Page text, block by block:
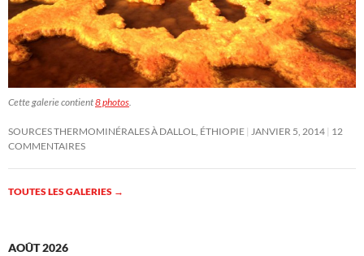
Cette galerie contient8 photos.
SOURCES THERMOMINÉRALES À DALLOL, ÉTHIOPIE JANVIER 5, 2014 12
COMMENTAIRES
TOUTES LES GALERIES →
AOÛT 2026